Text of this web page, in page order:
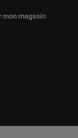
proposées
mon magasin